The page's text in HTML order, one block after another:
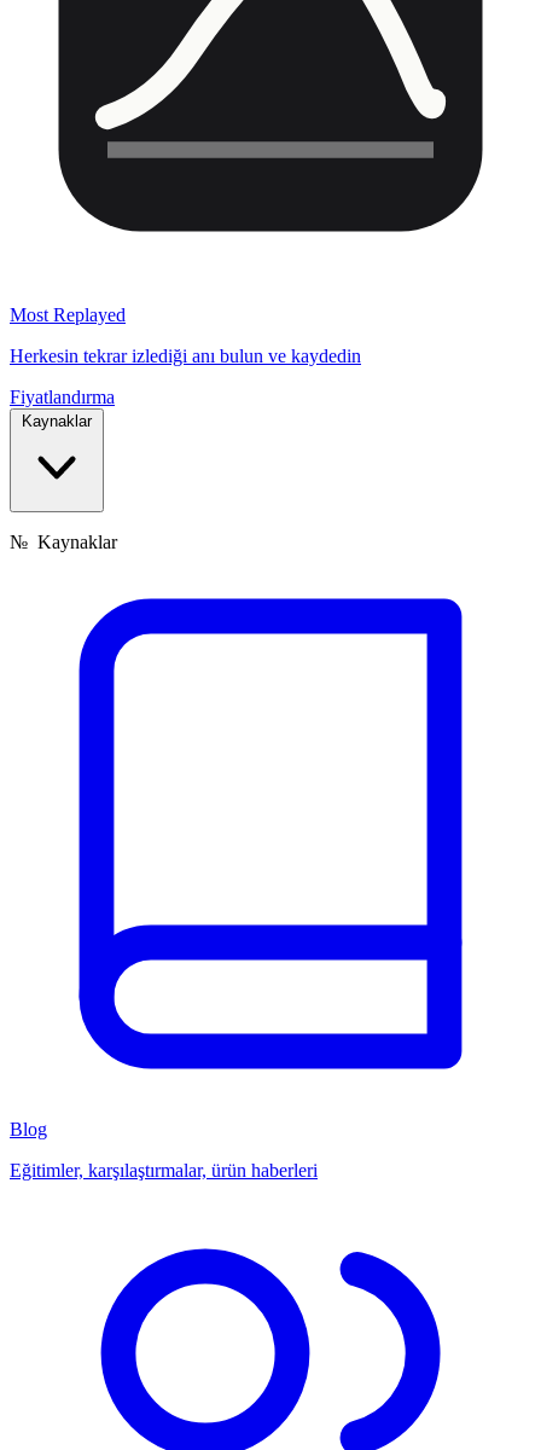
Most Replayed
Herkesin tekrar izlediği anı bulun ve kaydedin
Fiyatlandırma
Kaynaklar
№ Kaynaklar
Blog
Eğitimler, karşılaştırmalar, ürün haberleri